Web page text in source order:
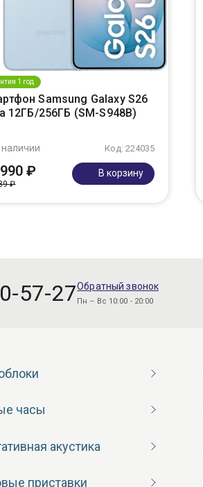
1 год
Samsung Galaxy S26
12ГБ/256ГБ (SM-S948B)
Код: 224035
наличии
₽
₽
В корзину
57-27Обратный звонок
Пн – Вс 10:00 - 20:00
часы
акустика
приставки